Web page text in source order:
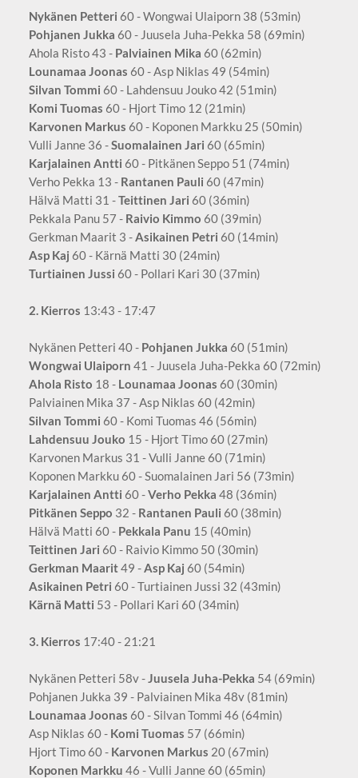
Nykänen Petteri 60 - Wongwai Ulaiporn 38 (53min)
Pohjanen Jukka 60 - Juusela Juha-Pekka 58 (69min)
Ahola Risto 43 - Palviainen Mika 60 (62min)
Lounamaa Joonas 60 - Asp Niklas 49 (54min)
Silvan Tommi 60 - Lahdensuu Jouko 42 (51min)
Komi Tuomas 60 - Hjort Timo 12 (21min)
Karvonen Markus 60 - Koponen Markku 25 (50min)
Vulli Janne 36 -Suomalainen Jari 60 (65min)
Karjalainen Antti 60 - Pitkänen Seppo 51 (74min)
Verho Pekka 13 - Rantanen Pauli 60 (47min)
Hälvä Matti 31 -Teittinen Jari 60 (36min)
Pekkala Panu 57 - Raivio Kimmo 60 (39min)
Gerkman Maarit 3 -Asikainen Petri 60 (14min)
Asp Kaj 60 - Kärnä Matti 30 (24min)
Turtiainen Jussi 60 - Pollari Kari 30 (37min)
2. Kierros 13:43 - 17:47
Nykänen Petteri 40 - Pohjanen Jukka 60 (51min)
Wongwai Ulaiporn 41 - Juusela Juha-Pekka 60 (72min)
Ahola Risto 18 - Lounamaa Joonas 60 (30min)
Palviainen Mika 37 - Asp Niklas 60 (42min)
Silvan Tommi 60 - Komi Tuomas 46 (56min)
Lahdensuu Jouko 15 - Hjort Timo 60 (27min)
Karvonen Markus 31 - Vulli Janne 60 (71min)
Koponen Markku 60 - Suomalainen Jari 56 (73min)
Karjalainen Antti 60 -Verho Pekka 48 (36min)
Pitkänen Seppo 32 - Rantanen Pauli 60 (38min)
Hälvä Matti 60 - Pekkala Panu 15 (40min)
Teittinen Jari 60 - Raivio Kimmo 50 (30min)
Gerkman Maarit49 -Asp Kaj 60 (54min)
Asikainen Petri 60 - Turtiainen Jussi 32 (43min)
Kärnä Matti 53 - Pollari Kari 60 (34min)
3. Kierros 17:40 - 21:21
Nykänen Petteri 58v -Juusela Juha-Pekka 54 (69min)
Pohjanen Jukka 39 - Palviainen Mika 48v (81min)
Lounamaa Joonas 60 - Silvan Tommi 46 (64min)
Asp Niklas 60 - Komi Tuomas 57 (66min)
Hjort Timo 60 - Karvonen Markus 20 (67min)
Koponen Markku 46 - Vulli Janne 60 (65min)